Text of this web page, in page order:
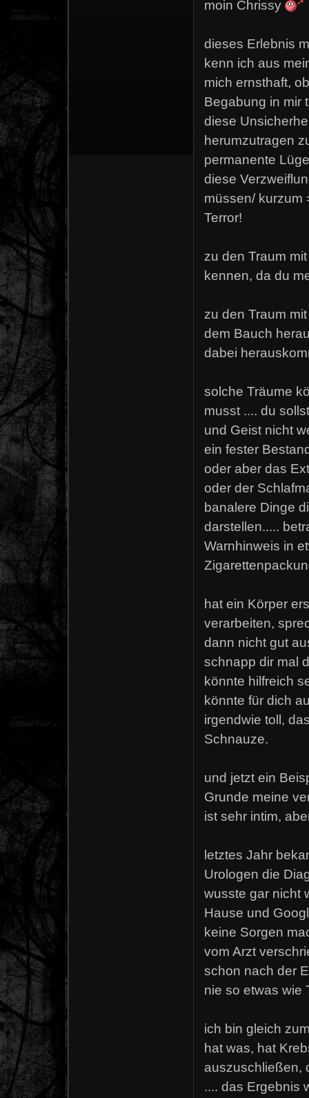
moin Chrissy
dieses Erlebnis
kenn ich aus
mich ernsthaft,
Begabung in mir
diese
herumzutragen
permanente
diese
müssen/ kurzum
Terror!
zu den Traum
kennen, da du
zu den Traum
dem Bauch
dabei
solche Träume
musst .... du
und Geist nicht
ein fester
oder aber das
oder der
banalere Dinge
darstellen.....
Warnhinweis in
hat ein Körper
verarbeiten,
dann nicht gut
schnapp dir mal
könnte hilfreich
könnte für dich
irgendwie toll,
Schnauze.
und jetzt ein
Grunde meine
ist sehr intim,
letztes Jahr
Urologen die
wusste gar nicht
Hause und
keine Sorgen
vom Arzt
schon nach der
nie so etwas wie
ich bin gleich
hat was, hat
auszuschließen,
.... das Ergebnis